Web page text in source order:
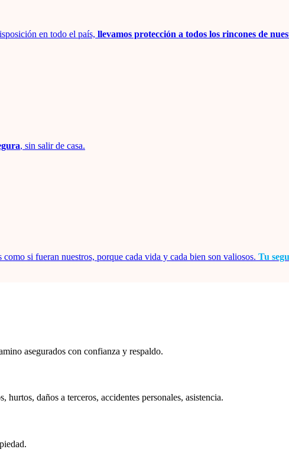
en todo el país, llevamos protección a todos los rincones de
, sin salir de casa.
como si fueran nuestros, porque cada vida y cada bien son valiosos. Tu
asegurados con confianza y respaldo.
daños a terceros, accidentes personales, asistencia.